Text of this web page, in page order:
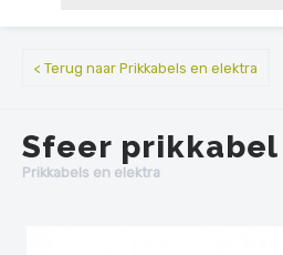
< Terug naar Prikkabels en elektra
Sfeer
Prikkabels en elektra